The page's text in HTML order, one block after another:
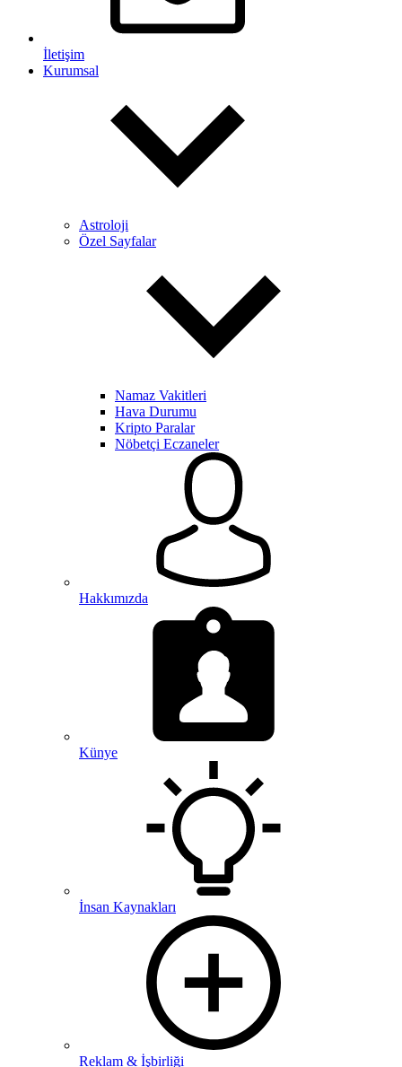
İletişim
Kurumsal
Astroloji
Özel Sayfalar
Namaz Vakitleri
Hava Durumu
Kripto Paralar
Nöbetçi Eczaneler
Hakkımızda
Künye
İnsan Kaynakları
Reklam & İşbirliği